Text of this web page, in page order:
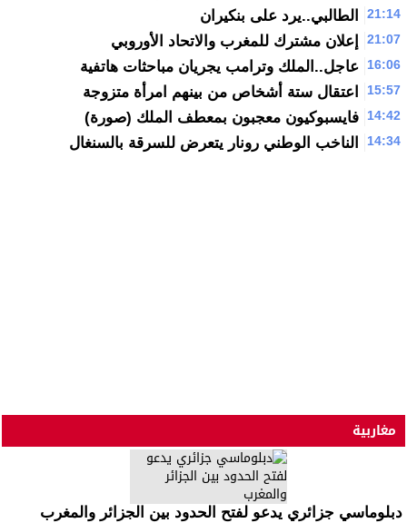
21:14 الطالبي..يرد على بنكيران
21:07 إعلان مشترك للمغرب والاتحاد الأوروبي
16:06 عاجل..الملك وترامب يجريان مباحثات هاتفية
15:57 اعتقال ستة أشخاص من بينهم امرأة متزوجة
14:42 فايسبوكيون معجبون بمعطف الملك (صورة)
14:34 الناخب الوطني رونار يتعرض للسرقة بالسنغال
مغاربية
دبلوماسي جزائري يدعو لفتح الحدود بين الجزائر والمغرب